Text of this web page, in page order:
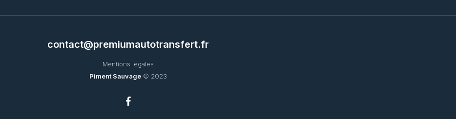
contact@premiumautotransfert.fr
Mentions légales
Piment Sauvage© 2023
facebook